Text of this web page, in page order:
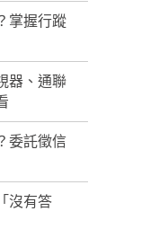
掌握行蹤
器、通聯
委託徵信
沒有答